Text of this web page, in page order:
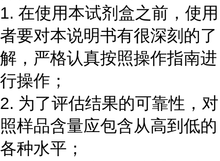
1. 在使用本试剂盒之前，使用
者要对本说明书有很深刻的了
解，严格认真按照操作指南进
行操作；
2. 为了评估结果的可靠性，对
照样品含量应包含从高到低的
各种水平；